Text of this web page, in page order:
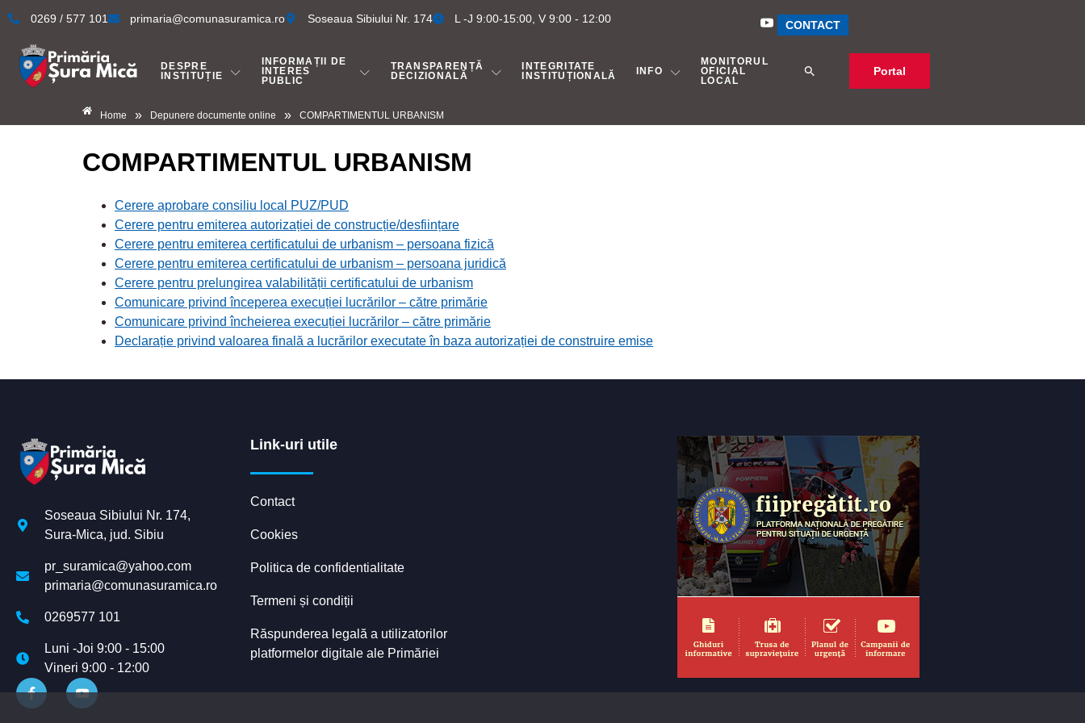
0269 / 577 101 primaria@comunasuramica.ro Soseaua Sibiului Nr. 174 L -J 9:00-15:00, V 9:00 - 12:00
CONTACT
DESPRE
INSTITUȚIE
INFORMAȚII DE
INTERES
PUBLIC
TRANSPARENȚĂ
DECIZIONALĂ
INTEGRITATE
INSTITUȚIONALĂ
INFO
MONITORUL
OFICIAL
LOCAL
Portal
Home » Depunere documente online » COMPARTIMENTUL URBANISM
COMPARTIMENTUL URBANISM
Cerere aprobare consiliu local PUZ/PUD
Cerere pentru emiterea autorizației de construcție/desființare
Cerere pentru emiterea certificatului de urbanism – persoana fizică
Cerere pentru emiterea certificatului de urbanism – persoana juridică
Cerere pentru prelungirea valabilității certificatului de urbanism
Comunicare privind începerea execuției lucrărilor – către primărie
Comunicare privind încheierea execuției lucrărilor – către primărie
Declarație privind valoarea finală a lucrărilor executate în baza autorizației de construire emise
Soseaua Sibiului Nr. 174,
Sura-Mica, jud. Sibiu
pr_suramica@yahoo.com
primaria@comunasuramica.ro
0269577 101
Luni -Joi 9:00 - 15:00
Vineri 9:00 - 12:00
Link-uri utile
Contact
Cookies
Politica de confidentialitate
Termeni și condiții
Răspunderea legală a utilizatorilor
platformelor digitale ale Primăriei